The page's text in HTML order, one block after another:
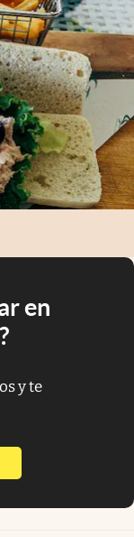
en
y te
en nueva pestaña